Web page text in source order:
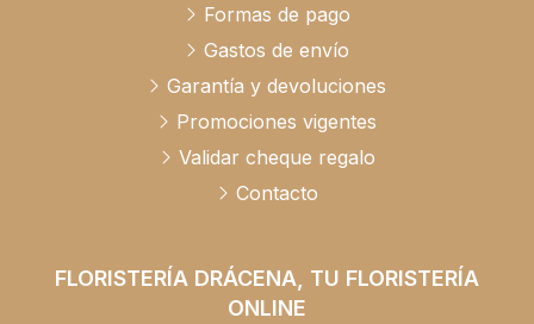
FLORISTERÍA DRÁCENA, TU FLORISTERÍA
ONLINE
Formas de pago
Gastos de envío
Garantía y devoluciones
Promociones vigentes
Validar cheque regalo
Contacto